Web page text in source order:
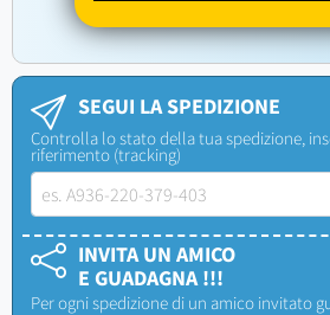
SEGUI LA SPEDIZIONE
Controlla lo stato della tua spedizione,
riferimento (tracking)
INVITA UN AMICO
E GUADAGNA !!!
Per ogni spedizione di un amico invitato